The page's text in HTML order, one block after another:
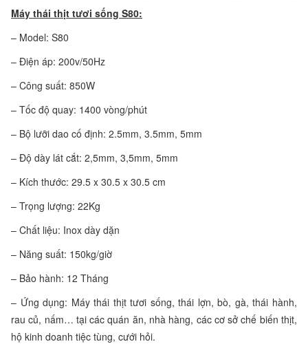
Máy thái thịt tươi sống S80:
– Model: S80
– Điện áp: 200v/50Hz
– Công suất: 850W
– Tốc độ quay: 1400 vòng/phút
– Bộ lưỡi dao cố định: 2.5mm, 3.5mm, 5mm
– Độ dày lát cắt: 2,5mm, 3,5mm, 5mm
– Kích thước: 29.5 x 30.5 x 30.5 cm
– Trọng lượng: 22Kg
– Chất liệu: Inox dày dặn
– Năng suất: 150kg/giờ
– Bảo hành: 12 Tháng
– Ứng dụng: Máy thái thịt tươi sống, thái lợn, bò, gà, thái hành,
rau củ, nấm… tại các quán ăn, nhà hàng, các cơ sở chế biến thịt,
hộ kinh doanh tiệc tùng, cưới hỏi.